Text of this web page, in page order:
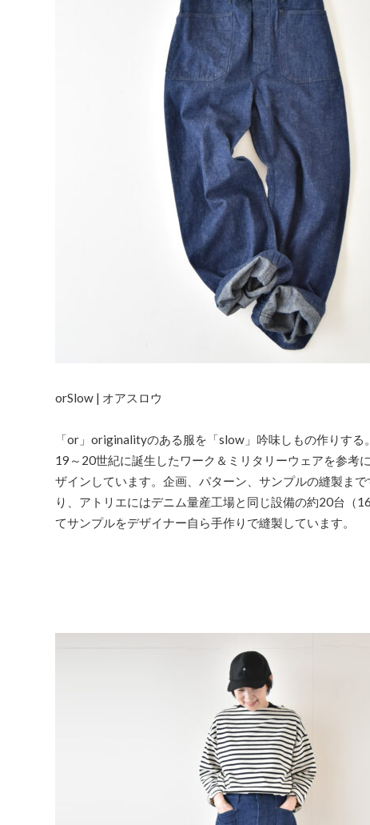
orSlow | オアスロウ
「or」originalityのある服を「slow」吟味しもの作りす
19～20世紀に誕生したワーク＆ミリタリーウェアを参考
ザインしています。企画、パターン、サンプルの縫製ま
り、アトリエにはデニム量産工場と同じ設備の約20台（
てサンプルをデザイナー自ら手作りで縫製しています。